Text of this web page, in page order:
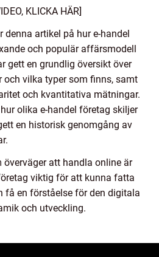
KLICKA HÄR]
artikel på hur e-handel
och populär affärsmodell
gett en grundlig översikt över
och vilka typer som finns, samt
och kvantitativa mätningar.
olika e-handel företag skiljer
en historisk genomgång av
överväger att handla online är
viktig för att kunna fatta
få en förståelse för den digitala
och utveckling.